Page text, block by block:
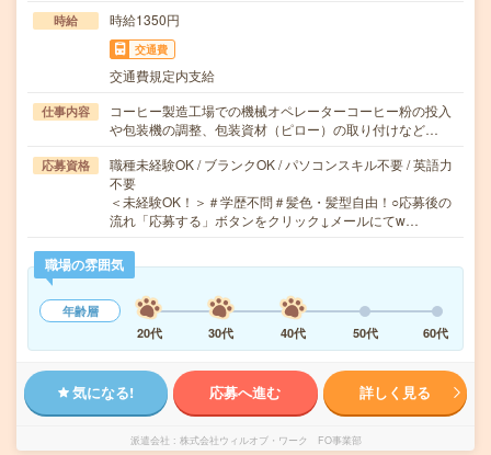
時給 時給1350円
交通費
交通費規定内支給
仕事内容
コーヒー製造工場での機械オペレーターコーヒー粉の投入
や包装機の調整、包装資材（ピロー）の取り付けなど…
応募資格
職種未経験OK / ブランクOK / パソコンスキル不要 / 英語力
不要
＜未経験OK！＞＃学歴不問＃髪色・髪型自由！○応募後の
流れ「応募する」ボタンをクリック↓メールにてw…
職場の雰囲気
年齢層
20代
30代 40代 50代 60代
気になる! 応募へ進む 詳しく見る
派遣会社 株式会社ウィルオブ・ワーク FO事業部